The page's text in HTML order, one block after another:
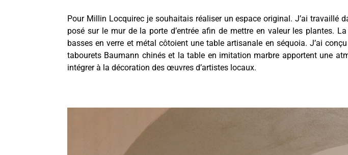
Pour Millin Locquirecje souhaitais réaliser un espace original. J’ai travaillé
posé sur le mur de la porte d’entrée afin de mettre en valeur les plantes.
basses en verre et métal côtoient une table artisanale en séquoia. J’ai
tabourets Baumann chinés et la table en imitation marbre apportent une
intégrer à la décoration des œuvres d’artistes locaux.